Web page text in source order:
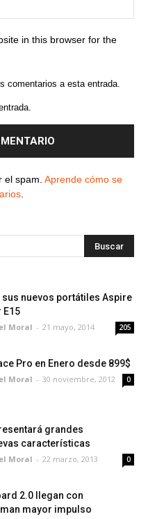
in this browser for the
comentarios a esta entrada.
el spam. Aprende cómo se
nuevos portátiles Aspire
E15
Moral - 21 mayo, 2014 205
Pro en Enero desde 899$
Moral - 30 noviembre, 2012 0
grandes
características
Moral - 22 marzo, 2013 0
2.0 llegan con
mayor impulso